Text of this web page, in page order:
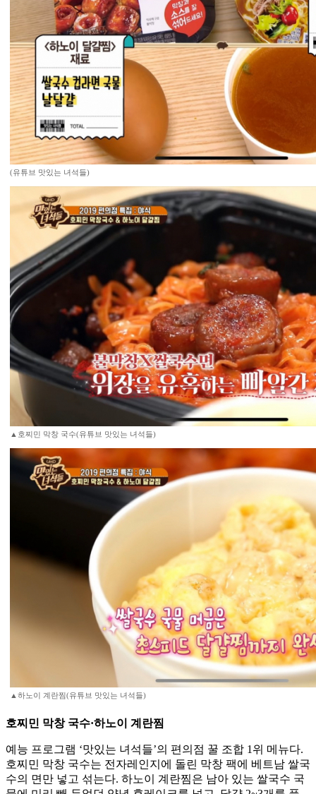
(유튜브 맛있는 녀석들)
▲호찌민 막창 국수(유튜브 맛있는 녀석들)
▲하노이 계란찜(유튜브 맛있는 녀석들)
호찌민 막창 국수·하노이 계란찜
예능 프로그램 ‘맛있는 녀석들’의 편의점 꿀 조합 1위 메뉴다.
호찌민 막창 국수는 전자레인지에 돌린 막창 팩에 베트남 쌀국
수의 면만 넣고 섞는다. 하노이 계란찜은 남아 있는 쌀국수 국